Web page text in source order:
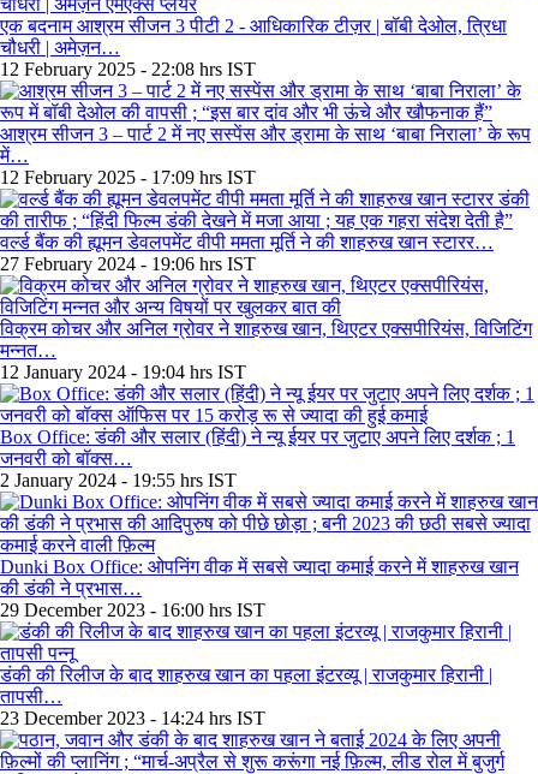
एक बदनाम आश्रम सीजन 3 पीटी 2 - आधिकारिक टीज़र | बॉबी देओल, त्रिधा
चौधरी | अमेज़न…
12 February 2025 - 22:08 hrs IST
आश्रम सीजन 3 – पार्ट 2 में नए सस्पेंस और ड्रामा के साथ ‘बाबा निराला’ के रूप
में…
12 February 2025 - 17:09 hrs IST
वर्ल्ड बैंक की ह्यूमन डेवलपमेंट वीपी ममता मूर्ति ने की शाहरुख खान स्टारर…
27 February 2024 - 19:06 hrs IST
विक्रम कोचर और अनिल ग्रोवर ने शाहरुख खान, थिएटर एक्सपीरियंस, विजिटिंग
मन्नत…
12 January 2024 - 19:04 hrs IST
Box Office: डंकी और सलार (हिंदी) ने न्यू ईयर पर जुटाए अपने लिए दर्शक ; 1
जनवरी को बॉक्स…
2 January 2024 - 19:55 hrs IST
Dunki Box Office: ओपनिंग वीक में सबसे ज्यादा कमाई करने में शाहरुख खान
की डंकी ने प्रभास…
29 December 2023 - 16:00 hrs IST
डंकी की रिलीज के बाद शाहरुख खान का पहला इंटरव्यू | राजकुमार हिरानी |
तापसी…
23 December 2023 - 14:24 hrs IST